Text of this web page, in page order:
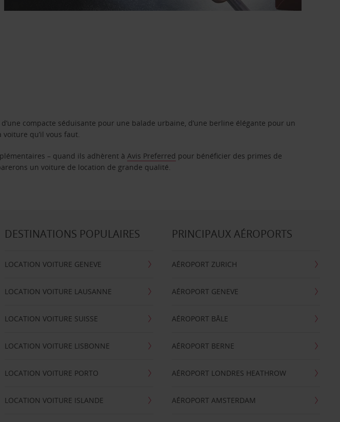
compacte séduisante pour une balade urbaine, d’une berline élégante pour un
voiture qu’il vous faut.
– quand ils adhèrent àAvis Preferred pour bénéficier des primes de
un voiture de location de grande qualité.
DESTINATIONS POPULAIRES
LOCATION VOITURE GENEVE
LOCATION VOITURE LAUSANNE
LOCATION VOITURE SUISSE
LOCATION VOITURE LISBONNE
LOCATION VOITURE PORTO
LOCATION VOITURE ISLANDE
PRINCIPAUX AÉROPORTS
AÉROPORT ZURICH
AÉROPORT GENEVE
AÉROPORT BÂLE
AÉROPORT BERNE
AÉROPORT LONDRES HEATHROW
AÉROPORT AMSTERDAM